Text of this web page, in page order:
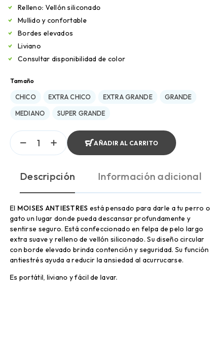
Relleno: Vellón siliconado
Mullido y confortable
Bordes elevados
Liviano
Consultar disponibilidad de color
Tamaño
CHICO EXTRA CHICO EXTRA GRANDE GRANDE
MEDIANO SUPER GRANDE
AÑADIR AL CARRITO
Descripción Información adicional
El MOISES ANTIESTRES está pensado para darle a tu perro o
gato un lugar donde pueda descansar profundamente y
sentirse seguro. Está confeccionado en felpa de pelo largo
extra suave y relleno de vellón siliconado. Su diseño circular
con borde elevado brinda contención y seguridad. Su función
antiestrés ayuda a reducir la ansiedad al acurrucarse.
Es portátil, liviano y fácil de lavar.